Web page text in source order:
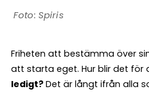
Spiris
Friheten att bestämma över
att starta eget. Hur blir det för
ledigt? Det är långt ifrån alla